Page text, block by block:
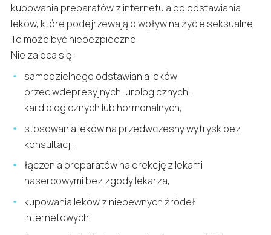
kupowania preparatów z internetu albo odstawiania
leków, które podejrzewają o wpływ na życie seksualne.
To może być niebezpieczne.
Nie zaleca się:
samodzielnego odstawiania leków
przeciwdepresyjnych, urologicznych,
kardiologicznych lub hormonalnych,
stosowania leków na przedwczesny wytrysk bez
konsultacji,
łączenia preparatów na erekcję z lekami
nasercowymi bez zgody lekarza,
kupowania leków z niepewnych źródeł
internetowych,